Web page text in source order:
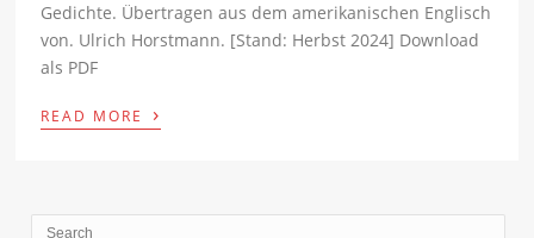
Gedichte. Übertragen aus dem amerikanischen Englisch
von. Ulrich Horstmann. [Stand: Herbst 2024] Download
als PDF
READ MORE ›